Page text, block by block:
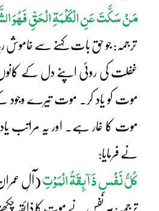
مَنْ سَکَّتَ عَنِ الْکَلْمَۃِ الْحَقِّ فَھُوَ
ترجمہ: جو حق بات کہنے سے خاموش
غفلت کی روئی اپنے دل کے کانوں
موت کو یاد کر۔ موت تیرے وجود کے
موت کا غار ہے۔ اور یہ مراتب
نے فرمایا:
کُلُّ نَفْسٍ ذَآئِقَۃُ الْمَوْتِ (آلِ
ترجمہ: ہر نفس نے موت کا ذائقہ